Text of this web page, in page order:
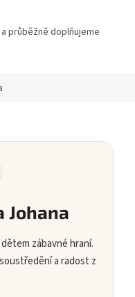
průběžně doplňujeme
Johana
zábavné hraní.
a radost z